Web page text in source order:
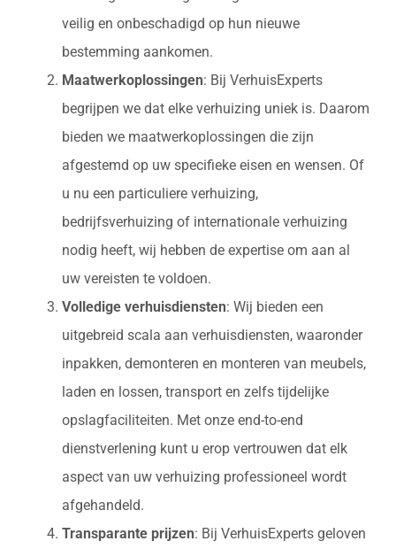
veilig en onbeschadigd op hun nieuwe
bestemming aankomen.
Maatwerkoplossingen: Bij VerhuisExperts
begrijpen we dat elke verhuizing uniek is. Daarom
bieden we maatwerkoplossingen die zijn
afgestemd op uw specifieke eisen en wensen. Of
u nu een particuliere verhuizing,
bedrijfsverhuizing of internationale verhuizing
nodig heeft, wij hebben de expertise om aan al
uw vereisten te voldoen.
Volledige verhuisdiensten: Wij bieden een
uitgebreid scala aan verhuisdiensten, waaronder
inpakken, demonteren en monteren van meubels,
laden en lossen, transport en zelfs tijdelijke
opslagfaciliteiten. Met onze end-to-end
dienstverlening kunt u erop vertrouwen dat elk
aspect van uw verhuizing professioneel wordt
afgehandeld.
Transparante prijzen: Bij VerhuisExperts geloven